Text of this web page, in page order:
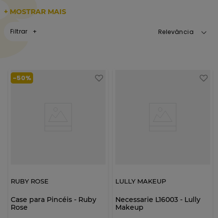
+ MOSTRAR MAIS
Filtrar Relevância
-50%
RUBY ROSE
Case para Pincéis - Ruby
Rose
LULLY MAKEUP
Necessarie L16003 - Lully
Makeup